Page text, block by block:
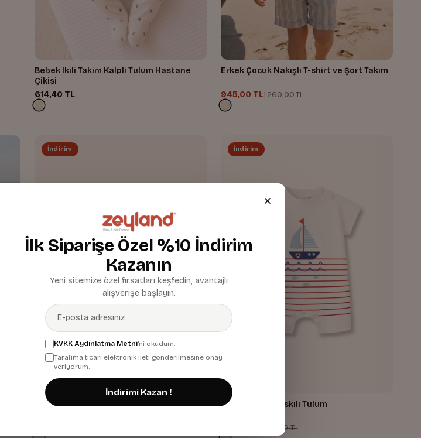
Bebek Ikili Takim Kalpli Tulum Hastane
Çikisi
614,40 TL
Erkek Çocuk Nakışlı T-shirt ve Şort Takım
945,00 TL1.260,00 TL
İndirim
Erkek Bebek Cep Detaylı Gömlek
İndirim
Erkek Bebek Baskılı Tulum
940,00 TL
İlk Siparişe Özel %10 İndirim
Kazanın
Yeni sitemize özel fırsatları keşfedin, avantajlı
alışverişe başlayın.
KVKK Aydınlatma Metni'ni okudum.
Tarafıma ticari elektronik ileti gönderilmesine onay
veriyorum.
İndirimi Kazan !